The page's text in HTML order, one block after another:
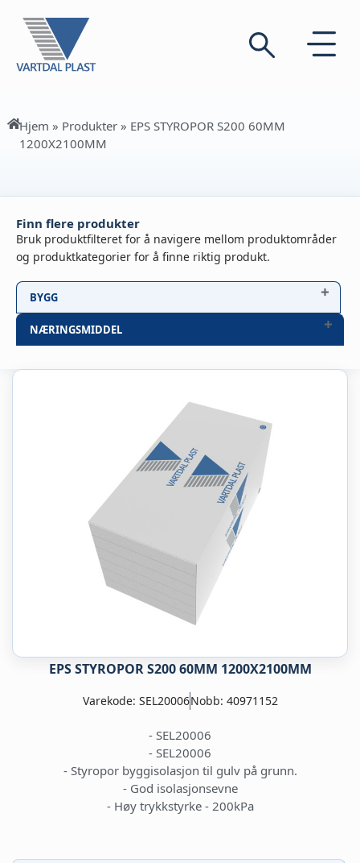
Hjem » Produkter» EPS STYROPOR S200 60MM
1200X2100MM
Finn flere produkter
Bruk produktfilteret for å navigere mellom produktområder
og produktkategorier for å finne riktig produkt.
BYGG
NÆRINGSMIDDEL
EPS STYROPOR S200 60MM 1200X2100MM
Varekode: SEL20006Nobb: 40971152
- SEL20006
- SEL20006
- Styropor byggisolasjon til gulv på grunn.
- God isolasjonsevne
- Høy trykkstyrke - 200kPa